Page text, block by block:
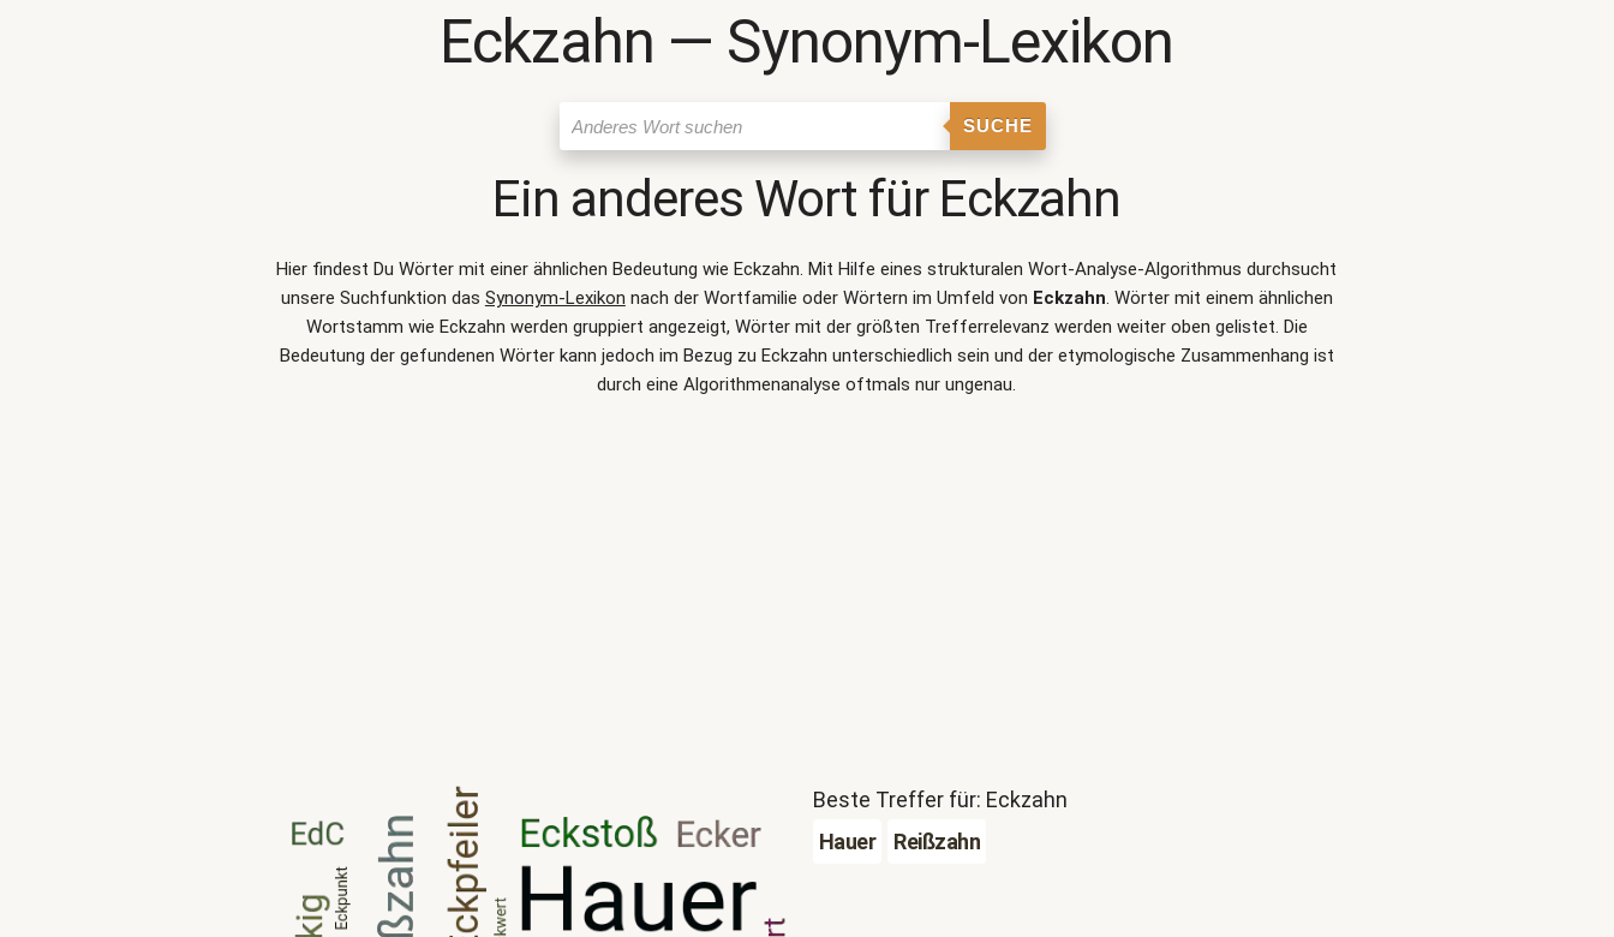
Eckzahn ― Synonym-Lexikon
SUCHE
Ein anderes Wort für Eckzahn
Hier findest Du Wörter mit einer ähnlichen Bedeutung wieEckzahn. Mit Hilfe eines strukturalen Wort-Analyse-Algorithmus durchsucht
unsere Suchfunktion das Synonym-Lexikon nach der Wortfamilie oder Wörtern im Umfeld von Eckzahn. Wörter mit einem ähnlichen
Wortstamm wie Eckzahn werden gruppiert angezeigt, Wörter mit der größten Trefferrelevanz werden weiter oben gelistet. Die
Bedeutung der gefundenen Wörter kann jedoch im Bezug zu Eckzahn unterschiedlich sein und der etymologische Zusammenhang ist
durch eine Algorithmenanalyse oftmals nur ungenau.
Beste Treffer für: Eckzahn
Hauer
Reißzahn